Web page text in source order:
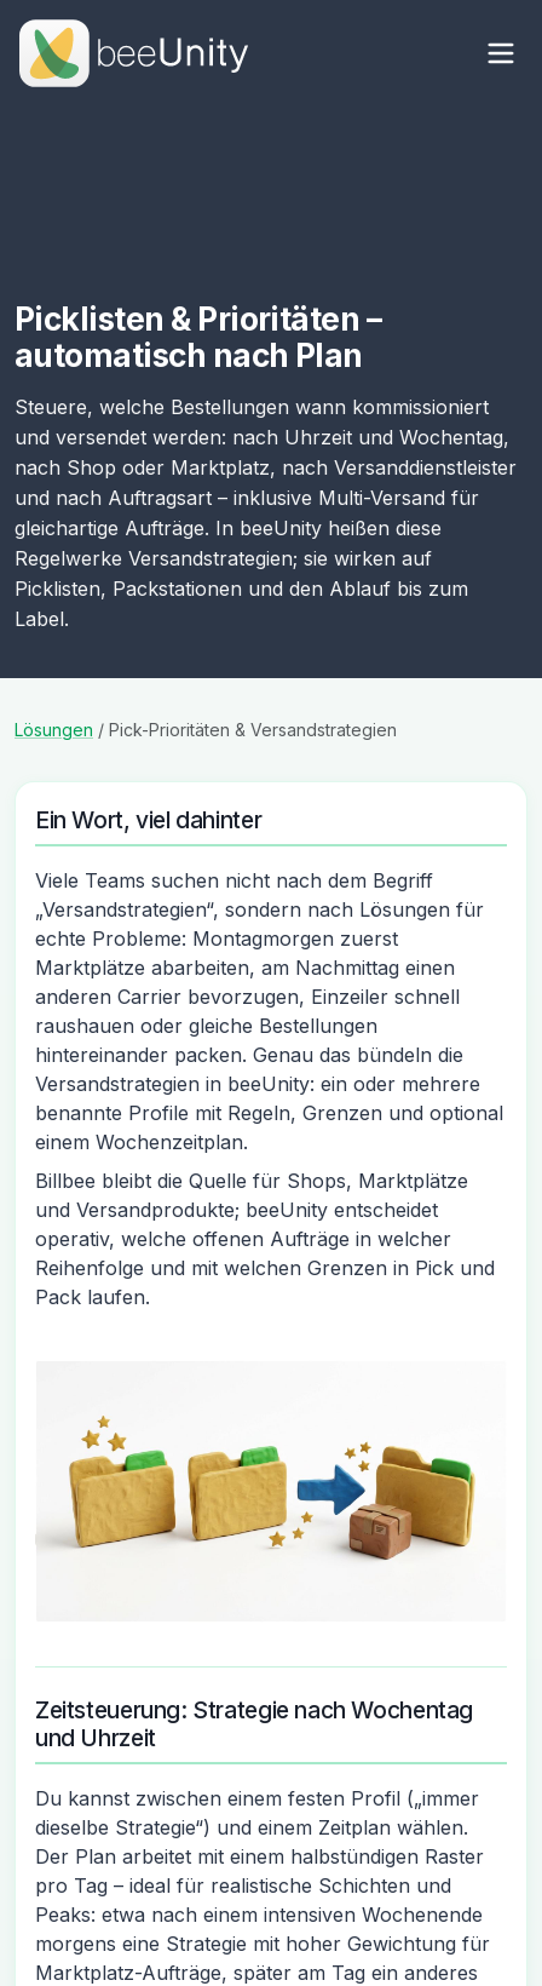
Picklisten & Prioritäten –
automatisch nach Plan
Steuere, welche Bestellungen wann kommissioniert
und versendet werden: nach Uhrzeit und Wochentag,
nach Shop oder Marktplatz, nach Versanddienstleister
und nach Auftragsart – inklusive Multi-Versand für
gleichartige Aufträge. In beeUnity heißen diese
Regelwerke Versandstrategien; sie wirken auf
Picklisten, Packstationen und den Ablauf bis zum
Label.
Lösungen / Pick-Prioritäten & Versandstrategien
Ein Wort, viel dahinter
Viele Teams suchen nicht nach dem Begriff
„Versandstrategien“, sondern nach Lösungen für
echte Probleme: Montagmorgen zuerst
Marktplätze abarbeiten, am Nachmittag einen
anderen Carrier bevorzugen, Einzeiler schnell
raushauen oder gleiche Bestellungen
hintereinander packen. Genau das bündeln die
Versandstrategien in beeUnity: ein oder mehrere
benannte Profile mit Regeln, Grenzen und optional
einem Wochenzeitplan.
Billbee bleibt die Quelle für Shops, Marktplätze
und Versandprodukte; beeUnity entscheidet
operativ, welche offenen Aufträge in welcher
Reihenfolge und mit welchen Grenzen in Pick und
Pack laufen.
Zeitsteuerung: Strategie nach Wochentag
und Uhrzeit
Du kannst zwischen einem festen Profil („immer
dieselbe Strategie“) und einem Zeitplan wählen.
Der Plan arbeitet mit einem halbstündigen Raster
pro Tag – ideal für realistische Schichten und
Peaks: etwa nach einem intensiven Wochenende
morgens eine Strategie mit hoher Gewichtung für
Marktplatz-Aufträge, später am Tag ein anderes